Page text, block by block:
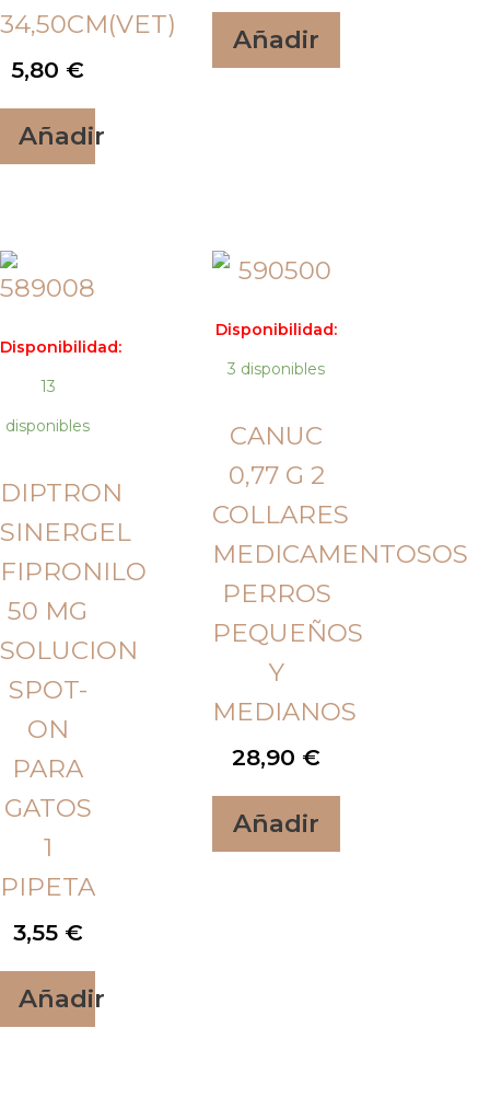
34,50CM(VET)
5,80 €
Añadir
Añadir
Disponibilidad:
13
disponibles
DIPTRON
SINERGEL
FIPRONILO
50 MG
SOLUCION
SPOT-
ON
PARA
GATOS
1
PIPETA
3,55 €
Añadir
Disponibilidad:
3 disponibles
CANUC
0,77 G 2
COLLARES
MEDICAMENTOSOS
PERROS
PEQUEÑOS
Y
MEDIANOS
28,90 €
Añadir